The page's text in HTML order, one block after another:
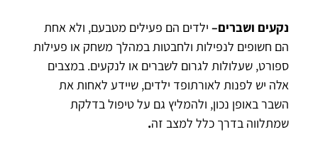
נקעים ושברים– ילדים הם פעילים מטבעם, ולא אחת
הם חשופים לנפילות ולחבטות במהלך משחק או פעילות
ספורט, שעלולות לגרום לשברים או לנקעים. במצבים
אלה יש לפנות לאורתופד ילדים, שיידע לאחות את
השבר באופן נכון, ולהמליץ גם על טיפול בדלקת
שמתלווה בדרך כלל למצב זה.